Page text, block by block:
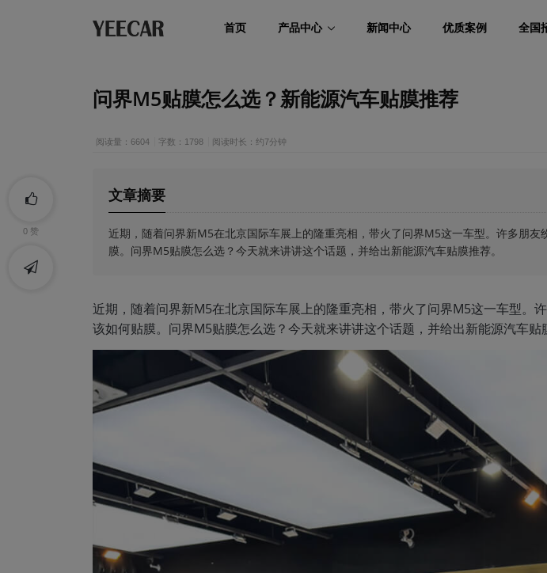
首页 产品中心 新闻中心 优质案例 全国
问界M5贴膜怎么选？新能源汽车贴膜推荐
阅读量：6604 字数：1798 阅读时长：约7分钟
文章摘要
近期，随着问界新M5在北京国际车展上的隆重亮相，带火了问界M5这一车型。许多朋
膜。问界M5贴膜怎么选？今天就来讲讲这个话题，并给出新能源汽车贴膜推荐。
近期，随着问界新M5在北京国际车展上的隆重亮相，带火了问界M5这一车型。
该如何贴膜。问界M5贴膜怎么选？今天就来讲讲这个话题，并给出新能源汽车贴
0 赞